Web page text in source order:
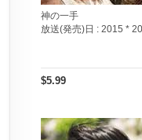
神の一手
放送(発売)日 : 2015 *
$5.99